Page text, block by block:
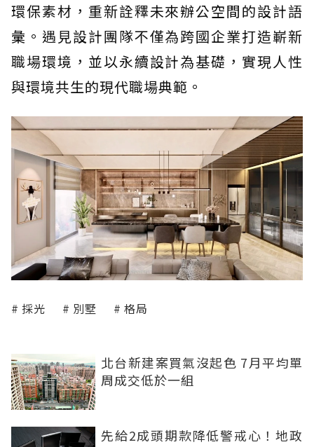
環保素材，重新詮釋未來辦公空間的設計語
彙。遇見設計團隊不僅為跨國企業打造嶄新
職場環境，並以永續設計為基礎，實現人性
與環境共生的現代職場典範。
採光 別墅 格局
北台新建案買氣沒起色 7月平均單
周成交低於一組
先給2成頭期款降低警戒心！地政